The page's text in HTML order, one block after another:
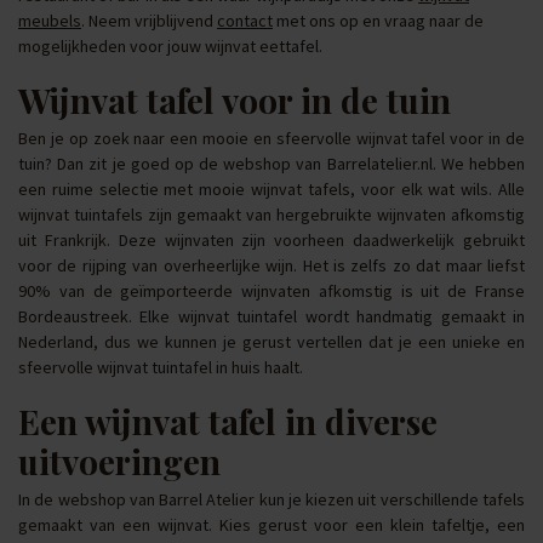
meubels. Neem vrijblijvend contact met ons op en vraag naar de
mogelijkheden voor jouw wijnvat eettafel.
Wijnvat tafel voor in de tuin
Ben je op zoek naar een mooie en sfeervolle wijnvat tafel voor in de
tuin? Dan zit je goed op de webshop van Barrelatelier.nl. We hebben
een ruime selectie met mooie wijnvat tafels, voor elk wat wils. Alle
wijnvat tuintafels zijn gemaakt van hergebruikte wijnvaten afkomstig
uit Frankrijk. Deze wijnvaten zijn voorheen daadwerkelijk gebruikt
voor de rijping van overheerlijke wijn. Het is zelfs zo dat maar liefst
90% van de geïmporteerde wijnvaten afkomstig is uit de Franse
Bordeaustreek. Elke wijnvat tuintafel wordt handmatig gemaakt in
Nederland, dus we kunnen je gerust vertellen dat je een unieke en
sfeervolle wijnvat tuintafel in huis haalt.
Een wijnvat tafel in diverse
uitvoeringen
In de webshop van Barrel Atelier kun je kiezen uit verschillende tafels
gemaakt van een wijnvat. Kies gerust voor een klein tafeltje, een